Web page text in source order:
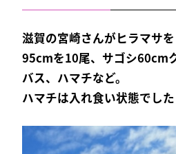
滋賀の宮崎さんがヒラマサ
95cmを10尾、サゴシ60cm
バス、ハマチなど。
ハマチは入れ食い状態でした